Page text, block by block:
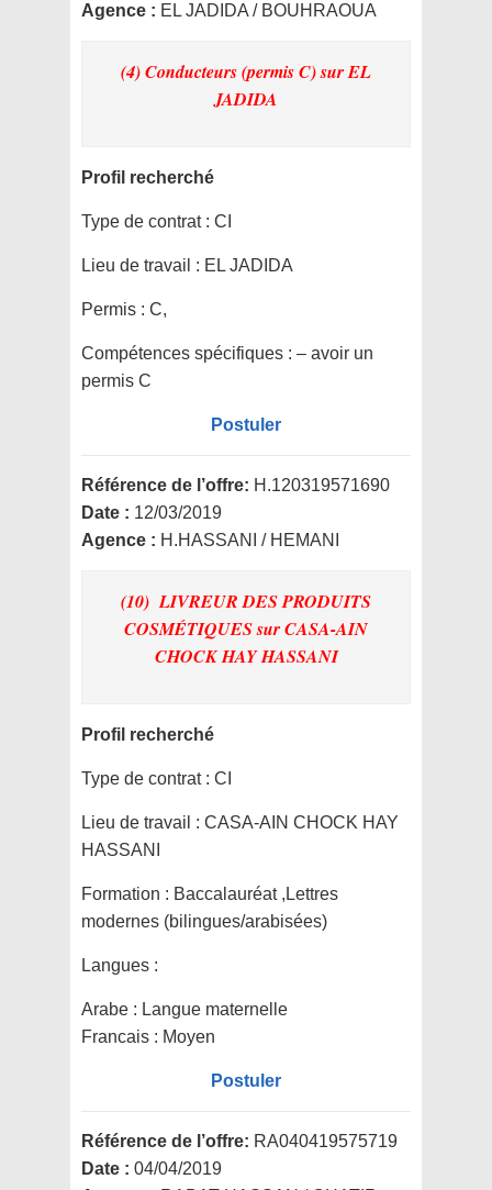
Agence : EL JADIDA / BOUHRAOUA
(4) Conducteurs (permis C)sur EL
JADIDA
Profil recherché
Type de contrat : CI
Lieu de travail : EL JADIDA
Permis : C,
Compétences spécifiques : – avoir un
permis C
Postuler
Référence de l’offre: H.120319571690
Date : 12/03/2019
Agence : H.HASSANI / HEMANI
(10) LIVREUR DES PRODUITS
COSMÉTIQUESsur CASA-AIN
CHOCK HAY HASSANI
Profil recherché
Type de contrat : CI
Lieu de travail : CASA-AIN CHOCK HAY
HASSANI
Formation : Baccalauréat ,Lettres
modernes (bilingues/arabisées)
Langues :
Arabe : Langue maternelle
Francais : Moyen
Postuler
Référence de l’offre: RA040419575719
Date : 04/04/2019